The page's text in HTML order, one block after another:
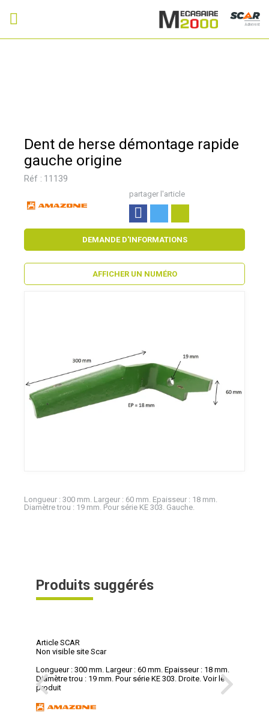
Adhérent
Dent de herse démontage rapide
gauche origine
Réf : 11139
partager l'article
Longueur : 300 mm. Largeur : 60 mm. Epaisseur : 18 mm.
Diamètre trou : 19 mm. Pour série KE 303. Gauche.
DEMANDE D'INFORMATIONS
AFFICHER UN NUMÉRO
Produits suggérés
Article SCAR
Non visible site Scar
Longueur : 300 mm. Largeur : 60 mm. Epaisseur : 18 mm.
Diamètre trou : 19 mm. Pour série KE 303. Droite. Voir le
produit